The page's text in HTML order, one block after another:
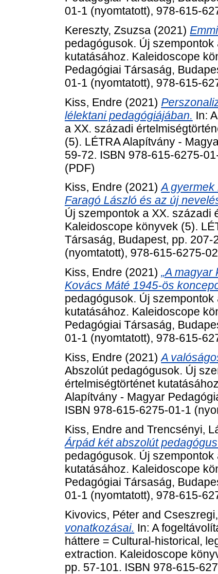
01-1 (nyomtatott), 978-615-
Kereszty, Zsuzsa (2021)
pedagógusok. Új
kutatásához. Kaleidoscope
Pedagógiai Társaság,
01-1 (nyomtatott), 978-615-
Kiss, Endre (2021)
lélektani pedagógiájában. In:
a XX. századi
(5). LÉTRA Alapítvány -
59-72. ISBN 978-615-6275-
(PDF)
Kiss, Endre (2021)A
Faragó László és az új
Új szempontok a XX. századi
Kaleidoscope könyvek (5).
Társaság, Budapest, pp.
(nyomtatott), 978-615-6275-
Kiss, Endre (2021) „A
Kovács Máté 1945-ös
pedagógusok. Új
kutatásához. Kaleidoscope
Pedagógiai Társaság,
01-1 (nyomtatott), 978-615-
Kiss, Endre (2021)A
Abszolút pedagógusok. Új
értelmiségtörténet
Alapítvány - Magyar
ISBN 978-615-6275-01-1
Kiss, Endre and Trencsényi,
Árpád két abszolút
pedagógusok. Új
kutatásához. Kaleidoscope
Pedagógiai Társaság,
01-1 (nyomtatott), 978-615-
Kivovics, Péter and
vonatkozásai. In: A
háttere = Cultural-historical,
extraction. Kaleidoscope
pp. 57-101. ISBN 978-615-